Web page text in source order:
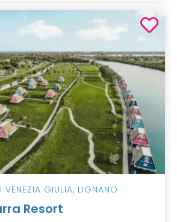
VENEZIA GIULIA, LIGNANO
Resort